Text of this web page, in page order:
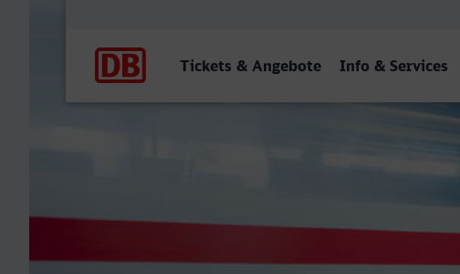
Tickets & Angebote Info & Services